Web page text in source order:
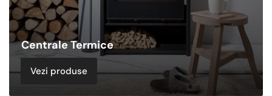
Centrale Termice
Vezi produse